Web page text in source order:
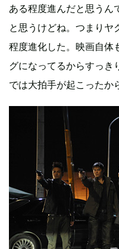
ある程度進んだと思うん
と思うけどね。つまりヤ
程度進化した。映画自体
グになってるからすっき
では大拍手が起こったか